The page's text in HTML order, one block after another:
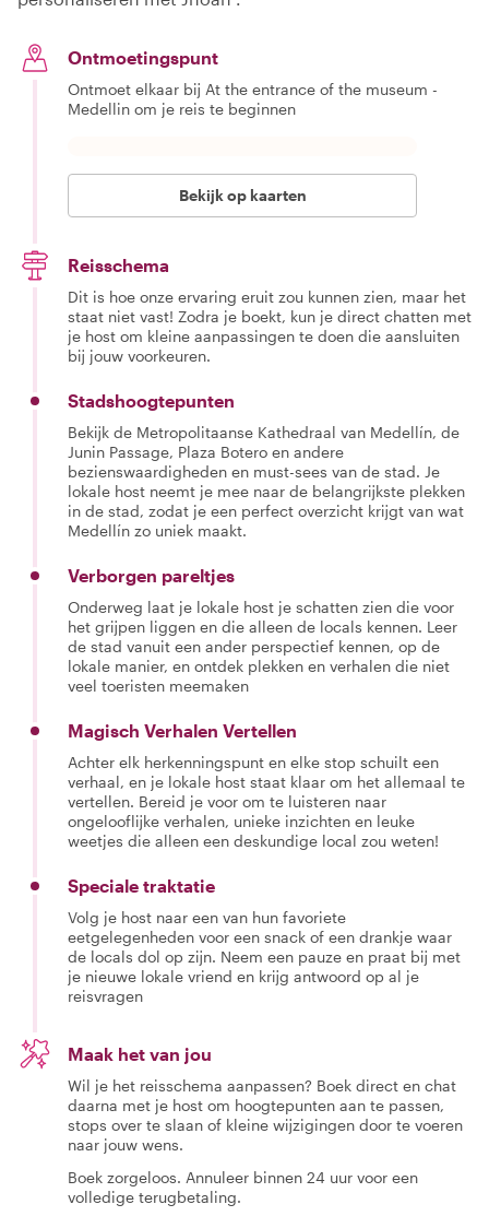
Ontmoetingspunt
Ontmoet elkaar bij At the entrance of the museum -
Medellin om je reis te beginnen
Bekijk op kaarten
Reisschema
Dit is hoe onze ervaring eruit zou kunnen zien, maar het
staat niet vast! Zodra je boekt, kun je direct chatten met
je host om kleine aanpassingen te doen die aansluiten
bij jouw voorkeuren.
Stadshoogtepunten
Bekijk de Metropolitaanse Kathedraal van Medellín, de
Junin Passage, Plaza Botero en andere
bezienswaardigheden en must-sees van de stad. Je
lokale host neemt je mee naar de belangrijkste plekken
in de stad, zodat je een perfect overzicht krijgt van wat
Medellín zo uniek maakt.
Verborgen pareltjes
Onderweg laat je lokale host je schatten zien die voor
het grijpen liggen en die alleen de locals kennen. Leer
de stad vanuit een ander perspectief kennen, op de
lokale manier, en ontdek plekken en verhalen die niet
veel toeristen meemaken
Magisch Verhalen Vertellen
Achter elk herkenningspunt en elke stop schuilt een
verhaal, en je lokale host staat klaar om het allemaal te
vertellen. Bereid je voor om te luisteren naar
ongelooflijke verhalen, unieke inzichten en leuke
weetjes die alleen een deskundige local zou weten!
Speciale traktatie
Volg je host naar een van hun favoriete
eetgelegenheden voor een snack of een drankje waar
de locals dol op zijn. Neem een pauze en praat bij met
je nieuwe lokale vriend en krijg antwoord op al je
reisvragen
Maak het van jou
Wil je het reisschema aanpassen? Boek direct en chat
daarna met je host om hoogtepunten aan te passen,
stops over te slaan of kleine wijzigingen door te voeren
naar jouw wens.
Boek zorgeloos. Annuleer binnen 24 uur voor een
volledige terugbetaling.